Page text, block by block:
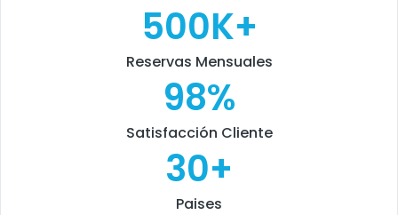
Reservas Mensuales
500K+
Satisfacción Cliente
98%
Paises
30+